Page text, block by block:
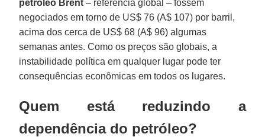
petróleo Brent – referência global – fossem
negociados em torno de US$ 76 (A$ 107) por barril,
acima dos cerca de US$ 68 (A$ 96) algumas
semanas antes. Como os preços são globais, a
instabilidade política em qualquer lugar pode ter
consequências econômicas em todos os lugares.
Quem está reduzindo a
dependência do petróleo?